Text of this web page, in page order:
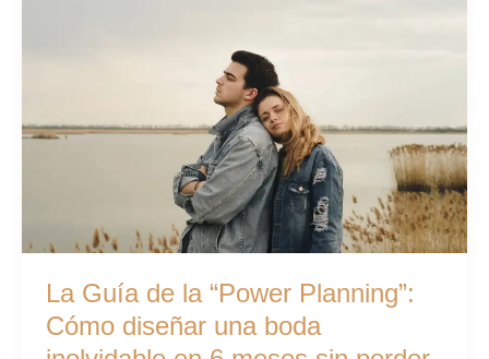
La Guía de la “Power Planning”:
Cómo diseñar una boda
Cómo
inolvidable
en
6
sin